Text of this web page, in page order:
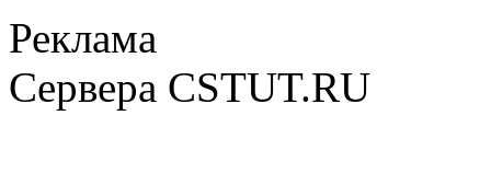
Реклама
Сервера CSTUT.RU